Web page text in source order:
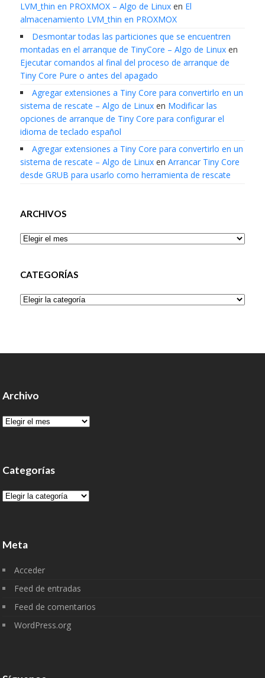
LVM_thin en PROXMOX – Algo de Linuxen El
almacenamiento LVM_thin en PROXMOX
Desmontar todas las particiones que se encuentren
montadas en el arranque de TinyCore – Algo de Linuxen
Ejecutar comandos al final del proceso de arranque de
Tiny Core Pure o antes del apagado
Agregar extensiones a Tiny Core para convertirlo en un
sistema de rescate – Algo de Linuxen Modificar las
opciones de arranque de Tiny Core para configurar el
idioma de teclado español
Agregar extensiones a Tiny Core para convertirlo en un
sistema de rescate – Algo de Linuxen Arrancar Tiny Core
desde GRUB para usarlo como herramienta de rescate
ARCHIVOS
Archivos
CATEGORÍAS
Categorías
Archivo
Archivo
Categorías
Categorías
Meta
Acceder
Feed de entradas
Feed de comentarios
WordPress.org